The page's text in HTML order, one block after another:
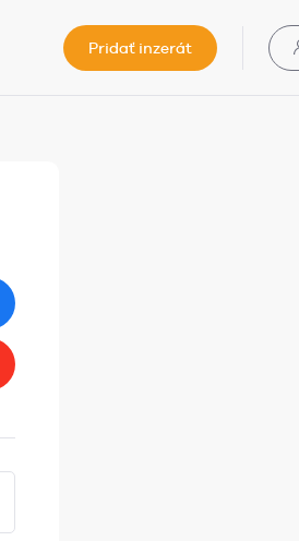
Pridať inzerát